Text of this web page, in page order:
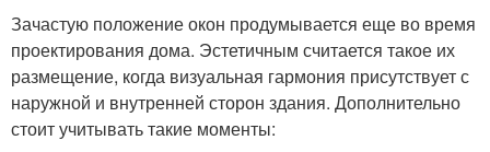
Зачастую положение окон продумывается еще во время
проектирования дома. Эстетичным считается такое их
размещение, когда визуальная гармония присутствует с
наружной и внутренней сторон здания. Дополнительно
стоит учитывать такие моменты: